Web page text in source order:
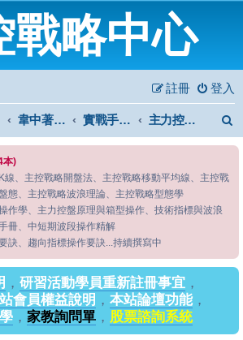
戰略中心
登入
註冊
韋中著作問答區 實戰手記系列 主力控盤原理與箱型操作
本)
線、主控戰略開盤法、主控戰略移動平均線、主控戰
態、主控戰略波浪理論、主控戰略型態學
作學、主力控盤原理與箱型操作、技術指標與波浪
冊、中短期波段操作精解
訣、趨向指標操作要訣...持續撰寫中
， 研習活動學員重新註冊事宜 ，
會員權益說明 ， 本站論壇功能，
， 家教詢問單， 股票諮詢系統